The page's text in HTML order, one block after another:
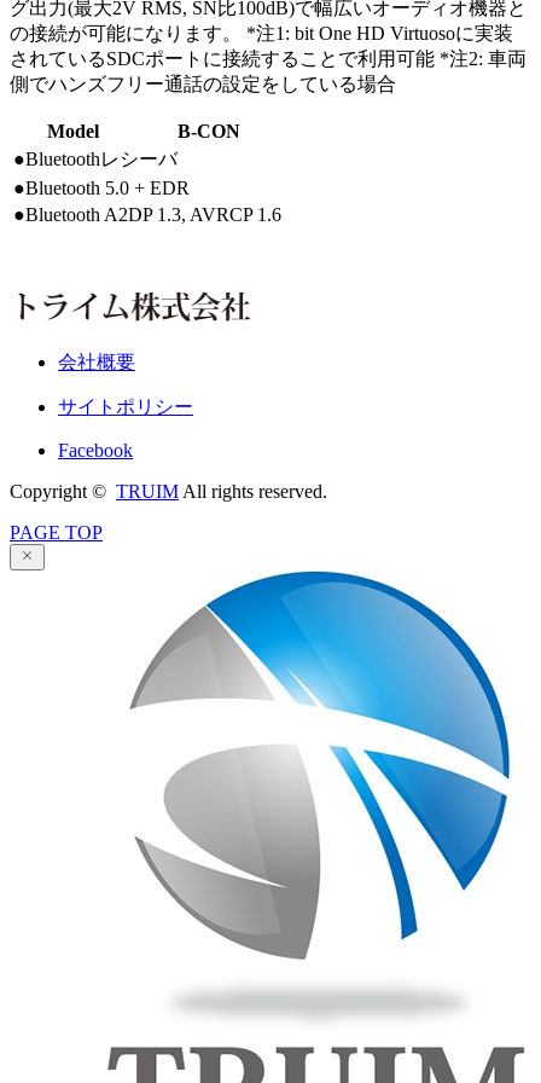
グ出力(最大2V RMS, SN比100dB)で幅広いオーディオ機器と
の接続が可能になります。 *注1: bit One HD Virtuosoに実装
されているSDCポートに接続することで利用可能 *注2: 車両
側でハンズフリー通話の設定をしている場合
Model
B-CON
●Bluetoothレシーバ
●Bluetooth 5.0 + EDR
●Bluetooth A2DP 1.3, AVRCP 1.6
会社概要
サイトポリシー
Facebook
Copyright © TRUIM All rights reserved.
PAGE TOP